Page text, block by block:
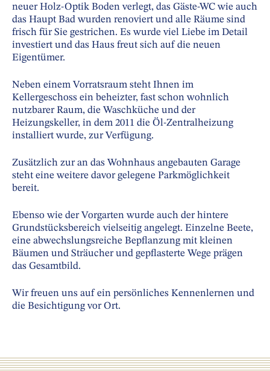
neuer Holz-Optik Boden verlegt, das Gäste-WC wie auch
das Haupt Bad wurden renoviert und alle Räume sind
frisch für Sie gestrichen. Es wurde viel Liebe im Detail
investiert und das Haus freut sich auf die neuen
Eigentümer.
Neben einem Vorratsraum steht Ihnen im
Kellergeschoss ein beheizter, fast schon wohnlich
nutzbarer Raum, die Waschküche und der
Heizungskeller, in dem 2011 die Öl-Zentralheizung
installiert wurde, zur Verfügung.
Zusätzlich zur an das Wohnhaus angebauten Garage
steht eine weitere davor gelegene Parkmöglichkeit
bereit.
Ebenso wie der Vorgarten wurde auch der hintere
Grundstücksbereich vielseitig angelegt. Einzelne Beete,
eine abwechslungsreiche Bepflanzung mit kleinen
Bäumen und Sträucher und gepflasterte Wege prägen
das Gesamtbild.
Wir freuen uns auf ein persönliches Kennenlernen und
die Besichtigung vor Ort.